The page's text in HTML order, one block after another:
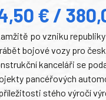
€ /
po vzniku
bojové vozy pro
kanceláři se
pancéřových
stého výročí